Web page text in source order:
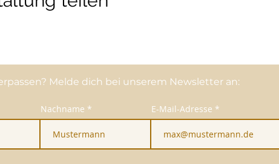
Melde dich bei unserem Newsletter an:
Nachname E-Mail-Adresse